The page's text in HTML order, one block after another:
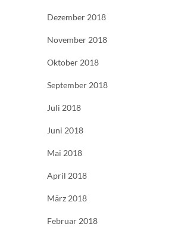
Dezember 2018
November 2018
Oktober 2018
September 2018
Juli 2018
Juni 2018
Mai 2018
April 2018
März 2018
Februar 2018